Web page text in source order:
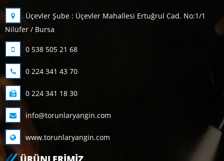
Üçevler Şube : Üçevler Mahallesi Ertuğrul Cad. No:1/1
Nilüfer / Bursa
0 538 505 21 68
0 224 341 43 70
0 224 341 18 30
info@torunlaryangin.com
www.torunlaryangin.com